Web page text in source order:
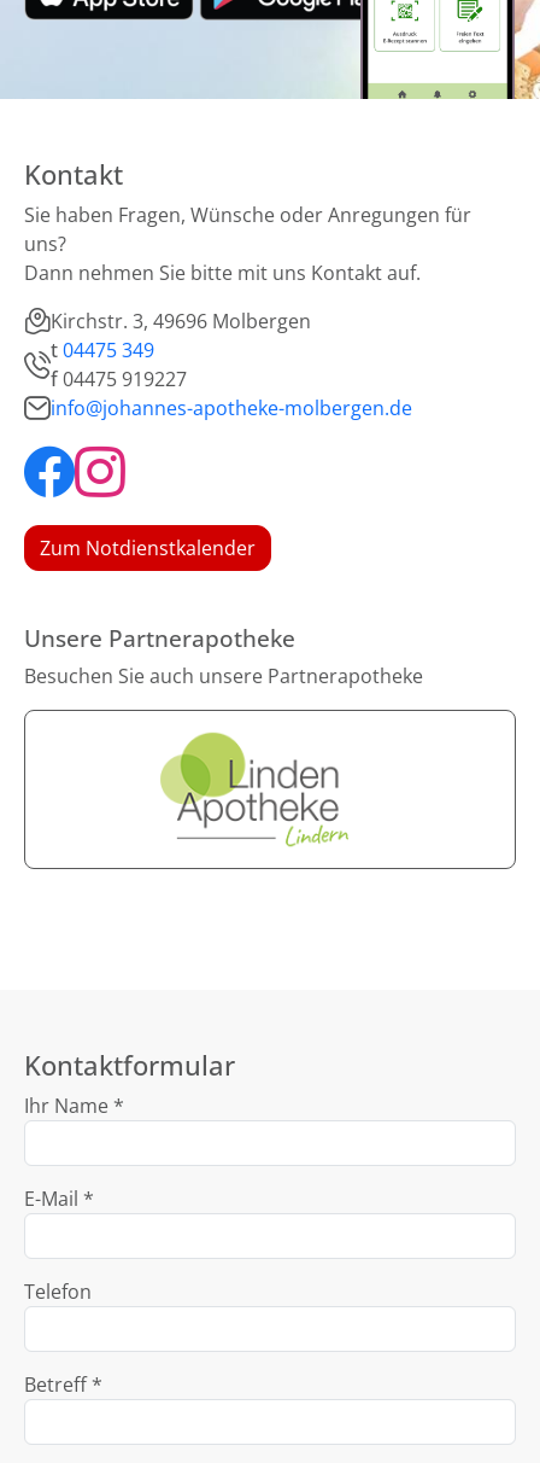
Kontakt
Sie haben Fragen, Wünsche oder Anregungen für
uns?
Dann nehmen Sie bitte mit uns Kontakt auf.
Kirchstr. 3, 49696 Molbergen
t04475 349
f04475 919227
info@johannes-apotheke-molbergen.de
Zum Notdienstkalender
Unsere Partnerapotheke
Besuchen Sie auch unsere Partnerapotheke
Kontaktformular
Ihr Name *
E-Mail *
Telefon
Betreff *